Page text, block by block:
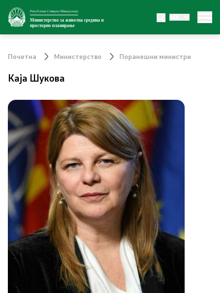
Република Северна Македонија
Министерство за животна средина и
просторно планирање
MK
Министерство
Органи во состав
Транспарентност
Односи со јавност
Новости
Соопштенија
Промотивни материјали
Позитивна промена
Почетна Министерство Поранешни министри
Каја Шукова